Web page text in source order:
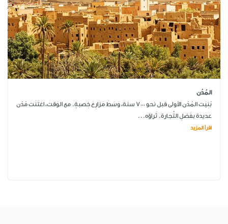
المُدُن
بُنِيَت المُدُن الأولى قبل نحو 7000 سنة، وَسَطَ مَزارِعَ خِصبةٍ. مع الوَقت، اغتَنَت مُدُن
عديدة بفَضلِ التِّجارة. ثَراؤه...
اقرأ المزيد